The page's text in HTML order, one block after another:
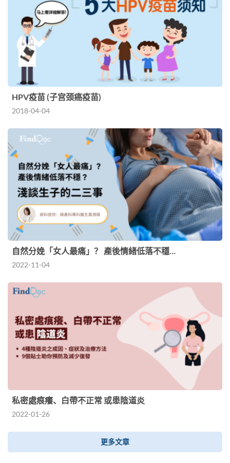
HPV疫苗 (子宫颈癌疫苗)
2018-04-04
自然分娩「女人最痛」？ 產後情緒低落不穩…
2022-11-04
私密處痕癢、白帶不正常 或患陰道炎
2022-01-26
更多文章